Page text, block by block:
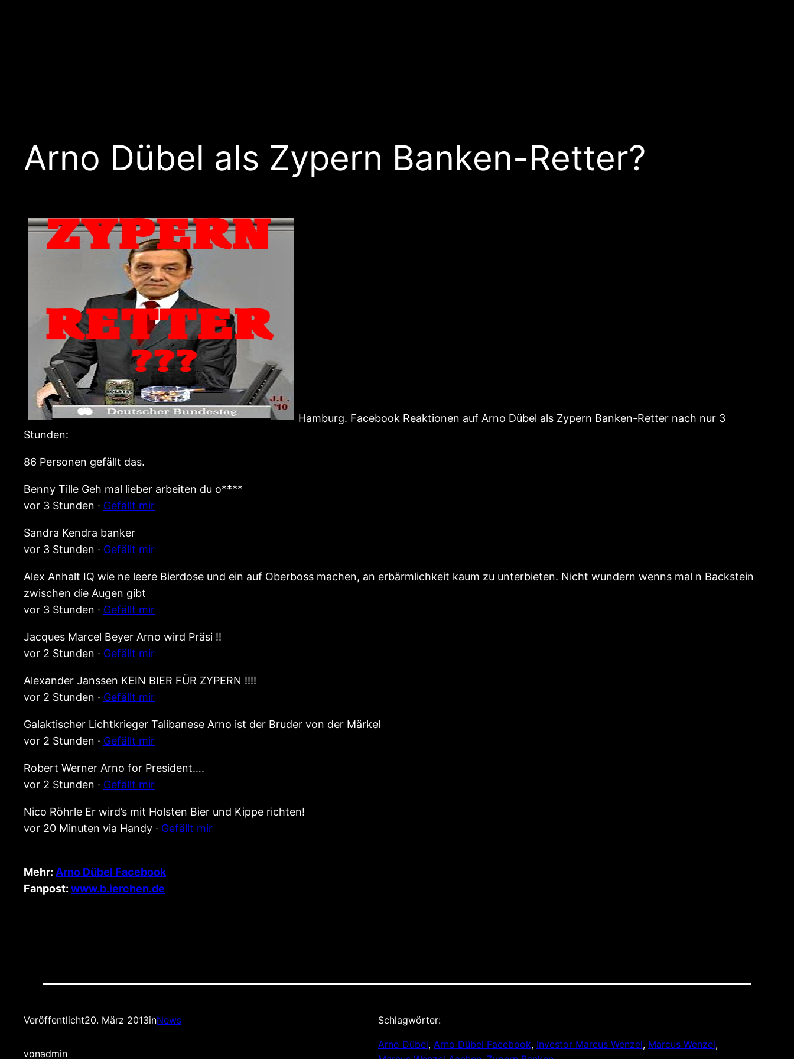
Arno Dübel als Zypern Banken-Retter?
Hamburg. Facebook Reaktionen auf Arno Dübel als Zypern Banken-Retter nach nur 3
Stunden:
86 Personen gefällt das.
Benny Tille Geh mal lieber arbeiten du o****
vor 3 Stunden · Gefällt mir
Sandra Kendra banker
vor 3 Stunden · Gefällt mir
Alex Anhalt IQ wie ne leere Bierdose und ein auf Oberboss machen, an erbärmlichkeit kaum zu unterbieten. Nicht wundern wenns mal n Backstein
zwischen die Augen gibt
vor 3 Stunden · Gefällt mir
Jacques Marcel Beyer Arno wird Präsi !!
vor 2 Stunden · Gefällt mir
Alexander Janssen KEIN BIER FÜR ZYPERN !!!!
vor 2 Stunden · Gefällt mir
Galaktischer Lichtkrieger Talibanese Arno ist der Bruder von der Märkel
vor 2 Stunden · Gefällt mir
Robert Werner Arno for President….
vor 2 Stunden · Gefällt mir
Nico Röhrle Er wird’s mit Holsten Bier und Kippe richten!
vor 20 Minuten via Handy · Gefällt mir
Mehr: Arno Dübel Facebook
Fanpost: www.b.ierchen.de
Veröffentlicht20. März 2013inNews
vonadmin
Schlagwörter:
Arno Dübel, Arno Dübel Facebook, Investor Marcus Wenzel, Marcus Wenzel